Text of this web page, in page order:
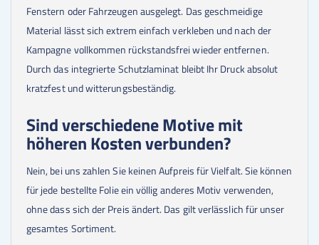
Fenstern oder Fahrzeugen ausgelegt. Das geschmeidige
Material lässt sich extrem einfach verkleben und nach der
Kampagne vollkommen rückstandsfrei wieder entfernen.
Durch das integrierte Schutzlaminat bleibt Ihr Druck absolut
kratzfest und witterungsbeständig.
Sind verschiedene Motive mit
höheren Kosten verbunden?
Nein, bei uns zahlen Sie keinen Aufpreis für Vielfalt. Sie können
für jede bestellte Folie ein völlig anderes Motiv verwenden,
ohne dass sich der Preis ändert. Das gilt verlässlich für unser
gesamtes Sortiment.